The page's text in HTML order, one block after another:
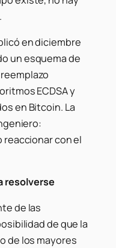
en diciembre
un esquema de
ECDSA y
en Bitcoin. La
con el
resolverse
de las
de que la
de los mayores